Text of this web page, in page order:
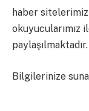
haber sitelerimiz
okuyucularımız
paylaşılmaktadır.
Bilgilerinize